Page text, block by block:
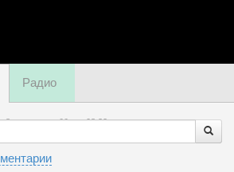
Радио
8 августа, суббота,08:32